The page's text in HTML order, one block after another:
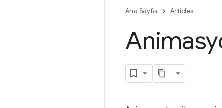
Ana Sayfa Articles